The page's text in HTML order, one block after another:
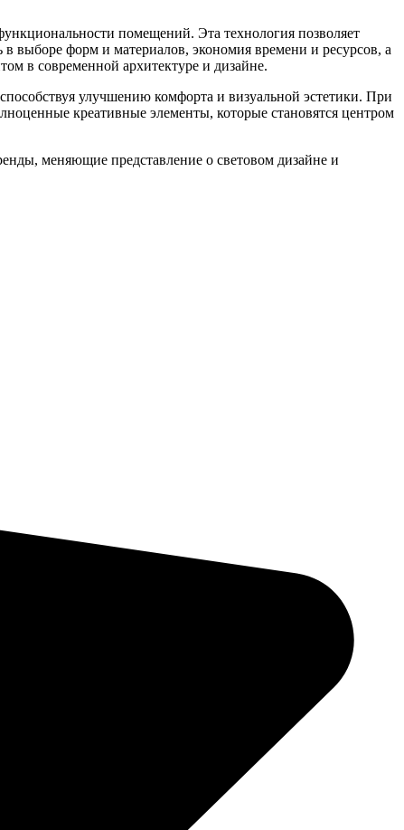
помещений. Эта технология позволяет
выборе форм и материалов, экономия времени и ресурсов, а
в современной архитектуре и дизайне.
улучшению комфорта и визуальной эстетики. При
креативные элементы, которые становятся центром
меняющие представление о световом дизайне и